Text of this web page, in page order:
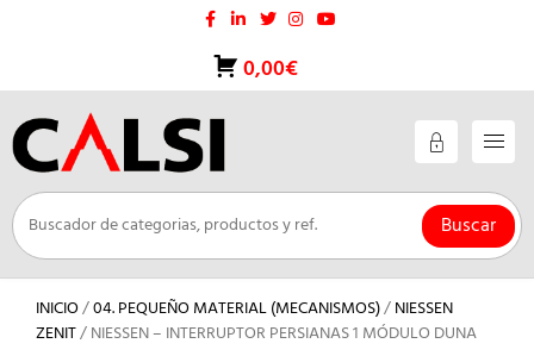
0,00€
Buscar
INICIO/04. PEQUEÑO MATERIAL (MECANISMOS)/NIESSEN
ZENIT/ NIESSEN – INTERRUPTOR PERSIANAS 1 MÓDULO DUNA